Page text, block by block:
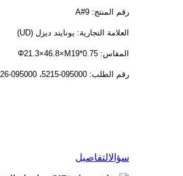
رقم المنتج: 9#A
العلامة التجارية: يونايتد ديزل (UD)
المقاس: Φ21.3×46.8×M19*0.75
رقم الطلب: 095000-5215، 095000-5226
سؤالالتفاصيل